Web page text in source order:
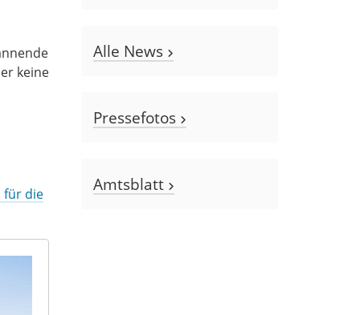
keine
für die
Alle News
Pressefotos
Amtsblatt